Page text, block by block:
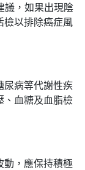
議，如果出現陰
檢以排除癌症風
尿病等代謝性疾
、血糖及血脂檢
動，應保持積極